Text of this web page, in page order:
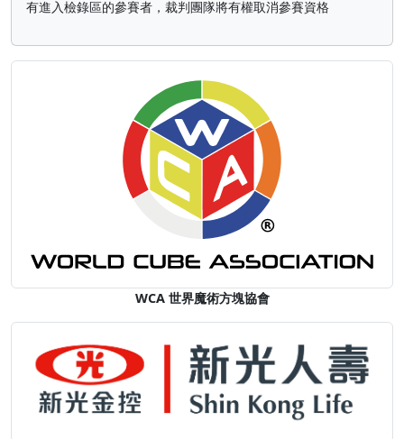
有進入檢錄區的參賽者，裁判團隊將有權取消參賽資格
WCA 世界魔術方塊協會